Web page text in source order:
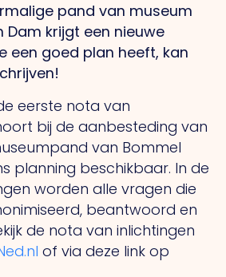
pand van museum
Dam krijgt een nieuwe
een goed plan heeft, kan
eerste nota van
bij de aanbesteding van
van Bommel
planning beschikbaar. In de
worden alle vragen die
beantwoord en
de nota van inlichtingen
of via deze link op